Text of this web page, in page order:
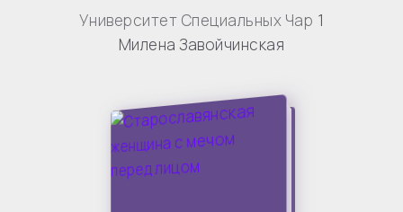
Университет Специальных Чар 1
Милена Завойчинская